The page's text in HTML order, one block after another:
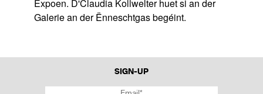
Expoen. D'Claudia Kollwelter huet si an der
Galerie an der Ënneschtgas begéint.
SIGN-UP